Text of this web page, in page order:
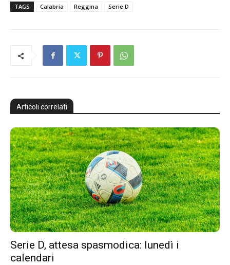
TAGS Calabria Reggina Serie D
Articoli correlati
Serie D, attesa spasmodica: lunedì i
calendari